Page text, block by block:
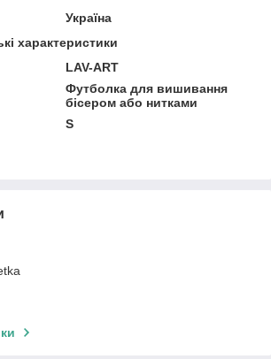
Україна
характеристики
LAV-ART
Футболка для вишивання
бісером або нитками
S